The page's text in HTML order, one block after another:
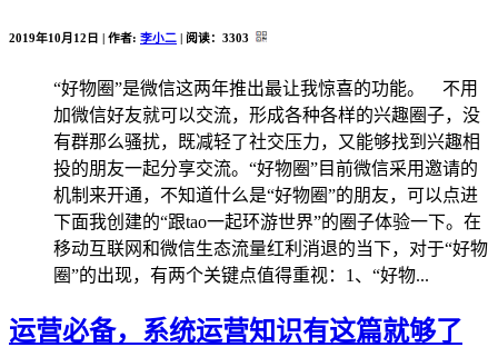
2019年10月12日 | 作者: 李小二 | 阅读： 3303
“好物圈”是微信这两年推出最让我惊喜的功能。 不用
加微信好友就可以交流，形成各种各样的兴趣圈子，没
有群那么骚扰，既减轻了社交压力，又能够找到兴趣相
投的朋友一起分享交流。“好物圈”目前微信采用邀请的
机制来开通，不知道什么是“好物圈”的朋友，可以点进
下面我创建的“跟tao一起环游世界”的圈子体验一下。在
移动互联网和微信生态流量红利消退的当下，对于“好物
圈”的出现，有两个关键点值得重视：1、“好物...
运营必备，系统运营知识有这篇就够了